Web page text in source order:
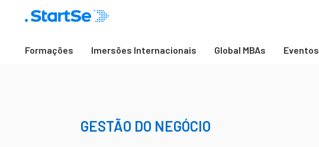
Formações Imersões Internacionais Global MBAs Eventos
GESTÃO DO NEGÓCIO